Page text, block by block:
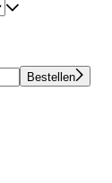
Bestellen